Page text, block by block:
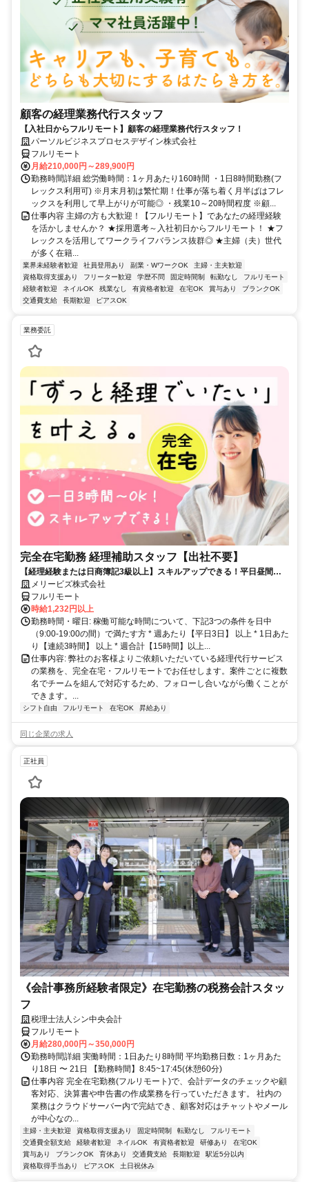
顧客の経理業務代行スタッフ
【入社日からフルリモート】顧客の経理業務代行スタッフ！
パーソルビジネスプロセスデザイン株式会社
フルリモート
月給210,000円～289,900円
勤務時間詳細 総労働時間：1ヶ月あたり160時間 ・1日8時間勤務(フ
レックス利用可) ※月末月初は繁忙期！仕事が落ち着く月半ばはフレ
ックスを利用して早上がりが可能◎ ・残業10～20時間程度 ※顧...
仕事内容 主婦の方も大歓迎！【フルリモート】であなたの経理経験
を活かしませんか？ ★採用選考～入社初日からフルリモート！ ★フ
レックスを活用してワークライフバランス抜群◎ ★主婦（夫）世代
が多く在籍...
業界未経験者歓迎 社員登用あり 副業・WワークOK
主婦・主夫歓迎
資格取得支援あり
フリーター歓迎 学歴不問 固定時間制 転勤なし
フルリモート
経験者歓迎
ネイルOK 残業なし 有資格者歓迎 在宅OK 賞与あり
ブランクOK
交通費支給
長期歓迎 ピアスOK
業務委託
完全在宅勤務 経理補助スタッフ【出社不要】
【経理経験または日商簿記3級以上】スキルアップできる！平日昼間３h
～。完全在宅で育児・介護中の方も大歓迎♪
メリービズ株式会社
フルリモート
時給1,232円以上
勤務時間・曜日: 稼働可能な時間について、下記3つの条件を日中
（9:00-19:00の間）で満たす方 * 週あたり【平日3日】 以上 * 1日あた
り【連続3時間】 以上 * 週合計【15時間】以上...
仕事内容: 弊社のお客様よりご依頼いただいている経理代行サービス
の業務を、完全在宅・フルリモートでお任せします。案件ごとに複数
名でチームを組んで対応するため、フォローし合いながら働くことが
できます。...
シフト自由 フルリモート 在宅OK 昇給あり
同じ企業の求人
正社員
《会計事務所経験者限定》在宅勤務の税務会計スタッ
フ
税理士法人シン中央会計
フルリモート
月給280,000円～350,000円
勤務時間詳細 実働時間：1日あたり8時間 平均勤務日数：1ヶ月あた
り18日 〜 21日 【勤務時間】8:45~17:45(休憩60分)
仕事内容 完全在宅勤務(フルリモート)で、会計データのチェックや顧
客対応、決算書や申告書の作成業務を行っていただきます。 社内の
業務はクラウドサーバー内で完結でき、顧客対応はチャットやメール
が中心なの...
主婦・主夫歓迎 資格取得支援あり 固定時間制 転勤なし
フルリモート
交通費全額支給
経験者歓迎 ネイルOK 有資格者歓迎 研修あり
在宅OK
賞与あり
ブランクOK 育休あり 交通費支給 長期歓迎
駅近5分以内
資格取得手当あり
ピアスOK 土日祝休み